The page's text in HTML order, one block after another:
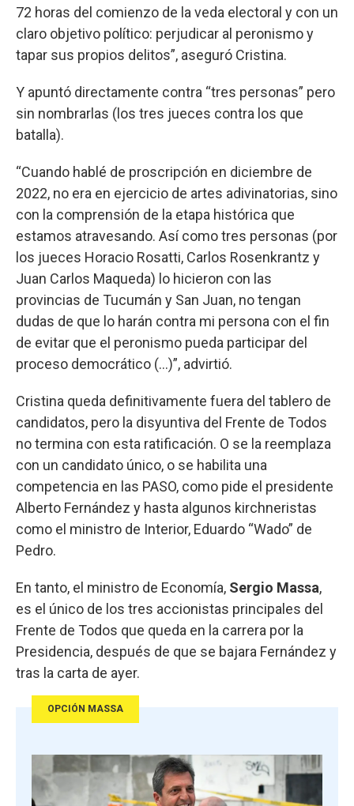
72 horas del comienzo de la veda electoral y con un
claro objetivo político: perjudicar al peronismo y
tapar sus propios delitos”, aseguró Cristina.
Y apuntó directamente contra “tres personas” pero
sin nombrarlas (los tres jueces contra los que
batalla).
“Cuando hablé de proscripción en diciembre de
2022, no era en ejercicio de artes adivinatorias, sino
con la comprensión de la etapa histórica que
estamos atravesando. Así como tres personas (por
los jueces Horacio Rosatti, Carlos Rosenkrantz y
Juan Carlos Maqueda) lo hicieron con las
provincias de Tucumán y San Juan, no tengan
dudas de que lo harán contra mi persona con el fin
de evitar que el peronismo pueda participar del
proceso democrático (...)”, advirtió.
Cristina queda definitivamente fuera del tablero de
candidatos, pero la disyuntiva del Frente de Todos
no termina con esta ratificación. O se la reemplaza
con un candidato único, o se habilita una
competencia en las PASO, como pide el presidente
Alberto Fernández y hasta algunos kirchneristas
como el ministro de Interior, Eduardo “Wado” de
Pedro.
En tanto, el ministro de Economía, Sergio Massa,
es el único de los tres accionistas principales del
Frente de Todos que queda en la carrera por la
Presidencia, después de que se bajara Fernández y
tras la carta de ayer.
OPCIÓN MASSA